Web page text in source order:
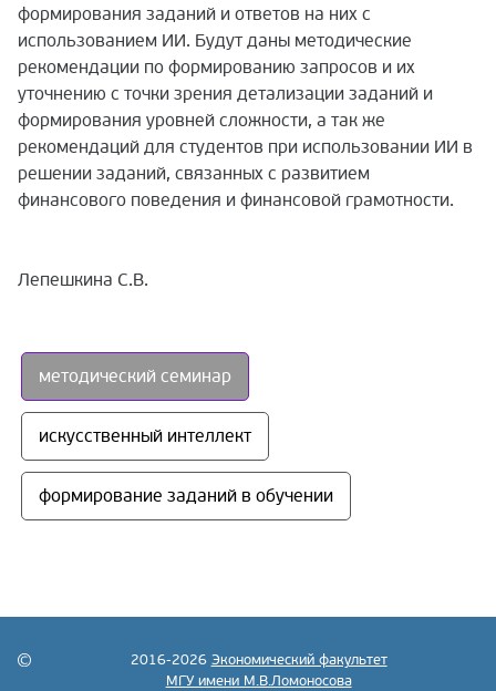
формирования заданий и ответов на них с
использованием ИИ. Будут даны методические
рекомендации по формированию запросов и их
уточнению с точки зрения детализации заданий и
формирования уровней сложности, а так же
рекомендаций для студентов при использовании ИИ в
решении заданий, связанных с развитием
финансового поведения и финансовой грамотности.
Лепешкина С.В.
методический семинар
искусственный интеллект
формирование заданий в обучении
2016-2026 Экономический факультет
МГУ имени М.В.Ломоносова